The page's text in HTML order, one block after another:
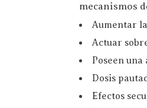
mecanismos
Aumentar
Actuar
Poseen
Dosis
Efectos